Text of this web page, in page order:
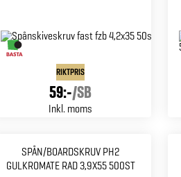
RIKTPRIS
59:-/SB
Inkl. moms
SPÅN/BOARDSKRUV PH2
GULKROMATE RAD 3,9X55 500ST